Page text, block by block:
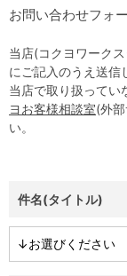
お問い合わせフォ
当店(コクヨワーク
にご記入のうえ送信
当店で取り扱ってい
ヨお客様相談室(外
い。
件名(タイトル)